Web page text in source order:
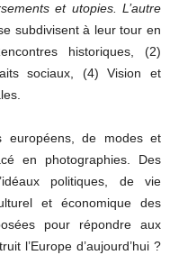
et utopies. L’autre
subdivisent à leur tour en
historiques, (2)
sociaux, (4) Vision et
européens, de modes et
en photographies. Des
politiques, de vie
et économique des
pour répondre aux
l’Europe d’aujourd’hui ?